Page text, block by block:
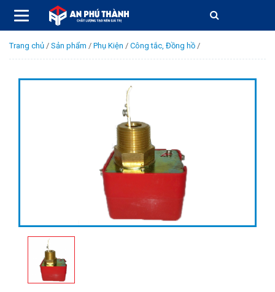
Trang chủ / Sản phẩm / Phụ Kiện / Công tắc, Đồng hồ /